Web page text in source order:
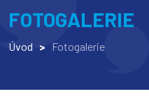
FOTOGALERIE
Úvod > Fotogalerie